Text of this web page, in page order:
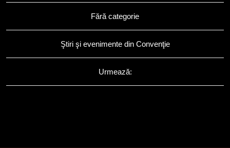
Fără categorie
Ştiri şi evenimente din Convenţie
Urmează: